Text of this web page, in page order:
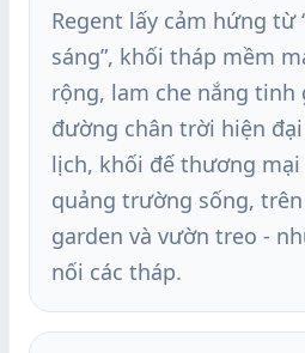
Regent lấy cảm hứng từ
sáng”, khối tháp mềm
rộng, lam che nắng
đường chân trời hiện
lịch, khối đế thương
quảng trường sống, trên
garden và vườn treo -
nối các tháp.